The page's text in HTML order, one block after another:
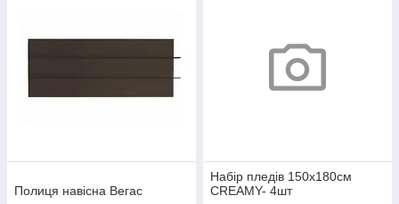
Полиця навісна Вегас
Набір пледів 150х180см
CREAMY- 4шт